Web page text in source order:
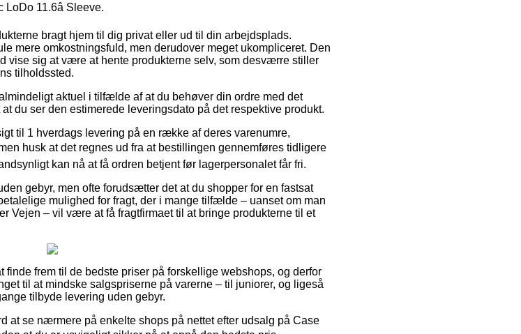
11.6â Sleeve.
bragt hjem til dig privat eller ud til din arbejdsplads.
mere omkostningsfuld, men derudover meget ukompliceret. Den
vise sig at være at hente produkterne selv, som desværre stiller
tilholdssted.
aktuel i tilfælde af at du behøver din ordre med det
du ser den estimerede leveringsdato på det respektive produkt.
til 1 hverdags levering på en række af deres varenumre,
husk at det regnes ud fra at bestillingen gennemføres tidligere
kan nå at få ordren betjent før lagerpersonalet får fri.
gebyr, men ofte forudsætter det at du shopper for en fastsat
mulighed for fragt, der i mange tilfælde – uanset om man
Vejen – vil være at få fragtfirmaet til at bringe produkterne til et
finde frem til de bedste priser på forskellige webshops, og derfor
til at mindske salgspriserne på varerne – til juniorer, og ligeså
tilbyde levering uden gebyr.
at se nærmere på enkelte shops på nettet efter udsalg på Case